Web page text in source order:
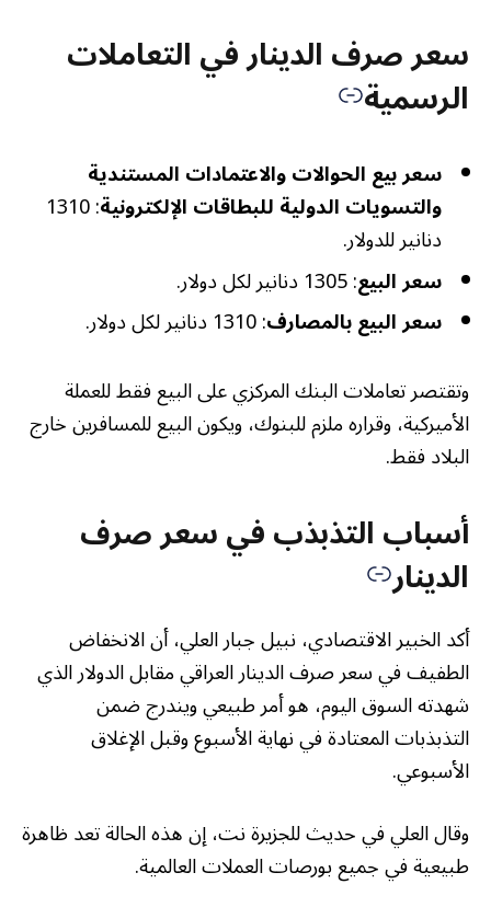
سعر صرف الدينار في التعاملات
الرسمية
سعر بيع الحوالات والاعتمادات المستندية
والتسويات الدولية للبطاقات الإلكترونية : 1310
دنانير للدولار.
سعر البيع: 1305 دنانير لكل دولار.
سعر البيع بالمصارف: 1310 دنانير لكل دولار.
وتقتصر تعاملات البنك المركزي على البيع فقط للعملة
الأميركية، وقراره ملزم للبنوك، ويكون البيع للمسافرين خارج
البلاد فقط.
أسباب التذبذب في سعر صرف
الدينار
أكد الخبير الاقتصادي، نبيل جبار العلي، أن الانخفاض
الطفيف في سعر صرف الدينار العراقي مقابل الدولار الذي
شهدته السوق اليوم، هو أمر طبيعي ويندرج ضمن
التذبذبات المعتادة في نهاية الأسبوع وقبل الإغلاق
الأسبوعي.
وقال العلي في حديث للجزيرة نت، إن هذه الحالة تعد ظاهرة
طبيعية في جميع بورصات العملات العالمية.